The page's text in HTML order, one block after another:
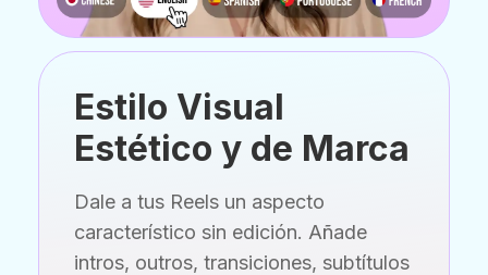
Estilo Visual
Estético y de Marca
Dale a tus Reels un aspecto
característico sin edición. Añade
intros, outros, transiciones, subtítulos